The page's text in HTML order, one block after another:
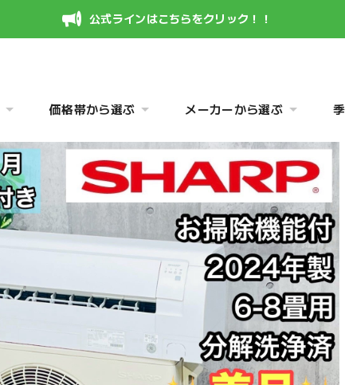
公式ラインはこちらをクリック！！
価格帯から選ぶ メーカーから選ぶ